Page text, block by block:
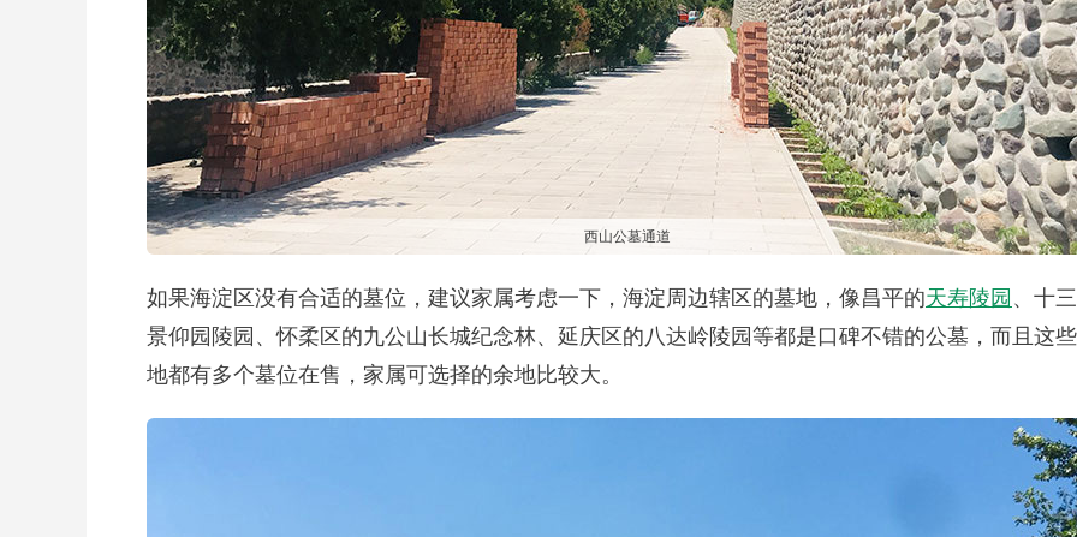
西山公墓通道
如果海淀区没有合适的墓位，建议家属考虑一下，海淀周边辖区的墓地，像昌平的天寿陵园 、十
景仰园陵园、怀柔区的九公山长城纪念林、延庆区的八达岭陵园等都是口碑不错的公墓，而且这
地都有多个墓位在售，家属可选择的余地比较大。